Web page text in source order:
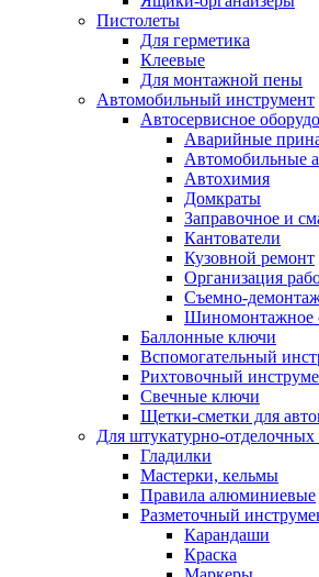
Пистолеты
Для герметика
Клеевые
Для монтажной пены
Автомобильный инструмент
Автосервисное
Аварийные
Автомобильные
Автохимия
Домкраты
Заправочное и
Кантователи
Кузовной ремонт
Организация
Съемно-
Шиномонтажное
Баллонные ключи
Вспомогательный
Рихтовочный
Свечные ключи
Щетки-сметки для
Для штукатурно-отделочных
Гладилки
Мастерки, кельмы
Правила алюминиевые
Разметочный
Карандаши
Краска